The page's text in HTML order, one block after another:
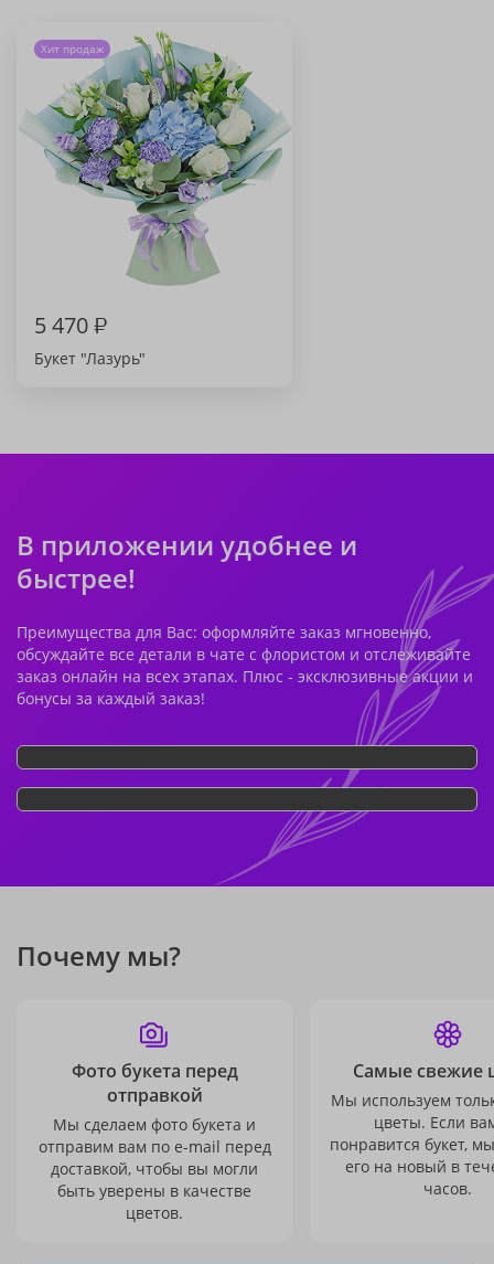
Хит продаж
5 470₽
Букет "Лазурь"
В приложении удобнее и
быстрее!
Преимущества для Вас: оформляйте заказ мгновенно,
обсуждайте все детали в чате с флористом и отслеживайте
заказ онлайн на всех этапах. Плюс - эксклюзивные акции и
бонусы за каждый заказ!
Почему мы?
Фото букета перед
отправкой
Мы сделаем фото букета и
отправим вам по e-mail перед
доставкой, чтобы вы могли
быть уверены в качестве
цветов.
Самые свежие
Мы используем
цветы. Если
понравится букет,
его на новый в
часов.